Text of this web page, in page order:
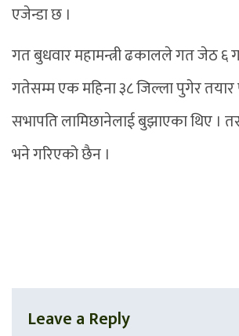
एजेन्डा छ ।
गत बुधवार महामन्त्री ढकालले गत जेठ ६
गतेसम्म एक महिना ३८ जिल्ला पुगेर तयार
सभापति लामिछानेलाई बुझाएका थिए ।
भने गरिएको छैन ।
Leave a Reply